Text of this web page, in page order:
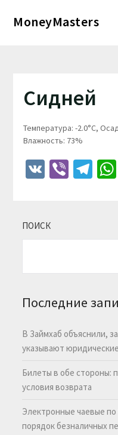
MoneyMasters
Сидней
Температура: -2.0°C,
Влажность: 73%
VKViber
ПОИСК
Последние
В Займхаб объяснили,
указывают
Билеты в обе стороны:
условия возврата
Электронные чаевые
порядок безналичных